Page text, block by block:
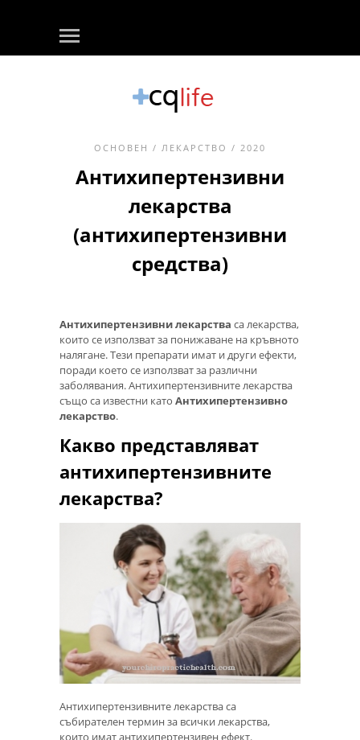
ОСНОВЕН / ЛЕКАРСТВО / 2020
Антихипертензивни
лекарства
(антихипертензивни
средства)
Антихипертензивни лекарства са лекарства,
които се използват за понижаване на кръвното
налягане. Тези препарати имат и други ефекти,
поради което се използват за различни
заболявания. Антихипертензивните лекарства
също са известни като Антихипертензивно
лекарство.
Какво представляват
антихипертензивните
лекарства?
Антихипертензивните лекарства са
събирателен термин за всички лекарства,
които имат антихипертензивен ефект.